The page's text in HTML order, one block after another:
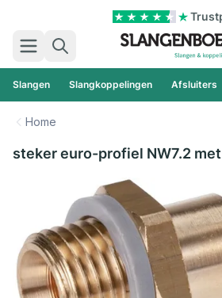
Zoek
Slangen Slangkoppelingen Afsluiters
Home
steker euro-profiel NW7.2